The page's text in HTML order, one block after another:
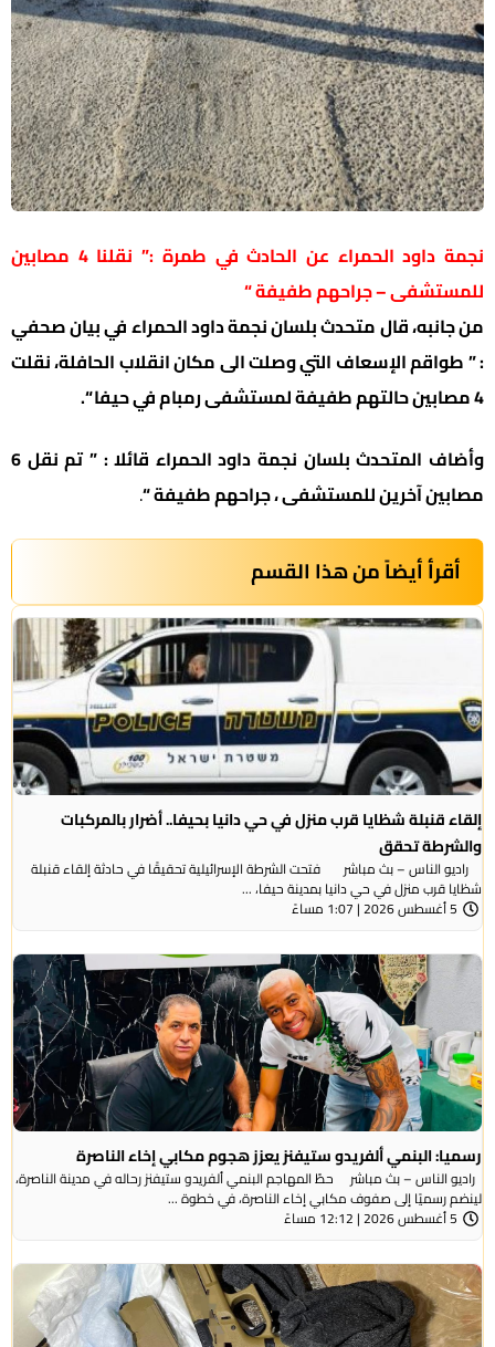
نجمة داود الحمراء عن الحادث في طمرة :” نقلنا 4 مصابين
للمستشفى – جراحهم طفيفة “
من جانبه، قال متحدث بلسان نجمة داود الحمراء في بيان صحفي
: ” طواقم الإسعاف التي وصلت الى مكان انقلاب الحافلة، نقلت
وأضاف المتحدث بلسان نجمة داود الحمراء قائلا : ” تم نقل 6
مصابين آخرين للمستشفى ، جراحهم طفيفة “
أقرأ أيضاً من هذا القسم
إلقاء قنبلة شظايا قرب منزل في حي دانيا بحيفا.. أضرار بالمركبات
والشرطة تحقق
راديو الناس – بث مباشر فتحت الشرطة الإسرائيلية تحقيقًا في حادثة إلقاء قنبلة
شظايا قرب منزل في حي دانيا بمدينة حيفا، ...
5 أغسطس 2026 | 1:07 مساءً
رسميا: البنمي ألفريدو ستيفنز يعزز هجوم مكابي إخاء الناصرة
راديو الناس – بث مباشر حطّ المهاجم البنمي ألفريدو ستيفنز رحاله في مدينة الناصرة،
لينضم رسميًا إلى صفوف مكابي إخاء الناصرة، في خطوة ...
5 أغسطس 2026 | 12:12 مساءً